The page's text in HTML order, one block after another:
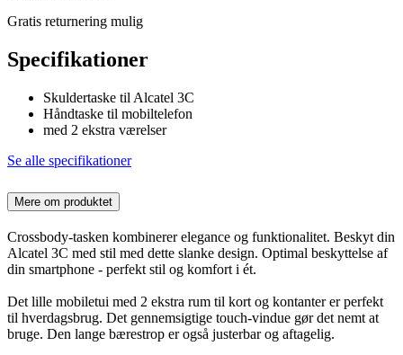
Gratis returnering mulig
Specifikationer
Skuldertaske til Alcatel 3C
Håndtaske til mobiltelefon
med 2 ekstra værelser
Se alle specifikationer
Mere om produktet
Crossbody-tasken kombinerer elegance og funktionalitet. Beskyt din
Alcatel 3C med stil med dette slanke design. Optimal beskyttelse af
din smartphone - perfekt stil og komfort i ét.
Det lille mobiletui med 2 ekstra rum til kort og kontanter er perfekt
til hverdagsbrug. Det gennemsigtige touch-vindue gør det nemt at
bruge. Den lange bærestrop er også justerbar og aftagelig.